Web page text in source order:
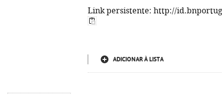
Link persistente: http://
ADICIONAR À LISTA